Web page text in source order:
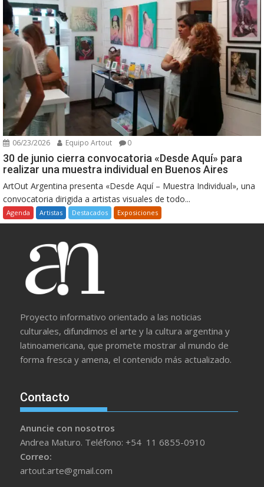
06/23/2026 Equipo Artout 0
30 de junio cierra convocatoria «Desde Aquí» para
realizar una muestra individual en Buenos Aires
ArtOut Argentina presenta «Desde Aquí – Muestra Individual», una
convocatoria dirigida a artistas visuales de todo...
Agenda Artistas Destacados Exposiciones
Proyecto informativo orientado a las noticias
culturales, difundimos el arte y la cultura argentina y
latinoamericana, que promete mostrar al mundo de
forma fresca y amena, el contenido más actualizado.
Contacto
Anuncie con nosotros
Andrea Maturo. Teléfono: +54 11 6855-0910
Correo:
artout.arte@gmail.com